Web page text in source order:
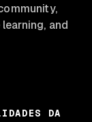
and
DA